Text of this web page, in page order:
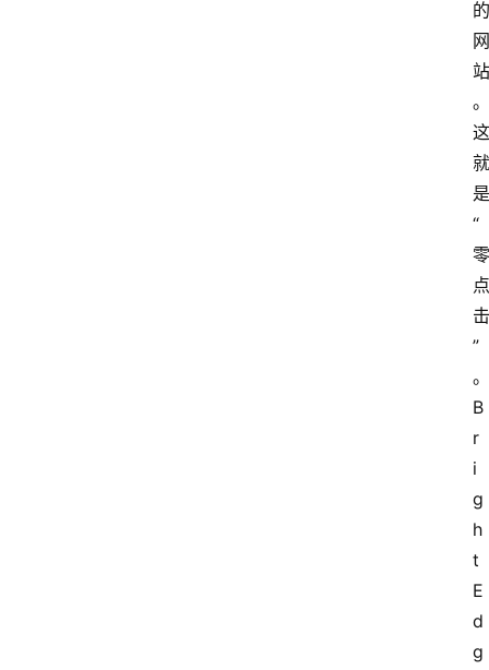
的
网
站
。
这
就
是
“
零
点
击
”
。
B
r
i
g
h
t
E
d
g